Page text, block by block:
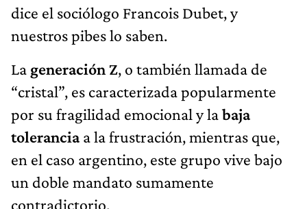
dice el sociólogo Francois Dubet, y
nuestros pibes lo saben.
La generación Z, o también llamada de
“cristal”, es caracterizada popularmente
por su fragilidad emocional y labaja
toleranciaa la frustración, mientras que,
en el caso argentino, este grupo vive bajo
un doble mandato sumamente
contradictorio.